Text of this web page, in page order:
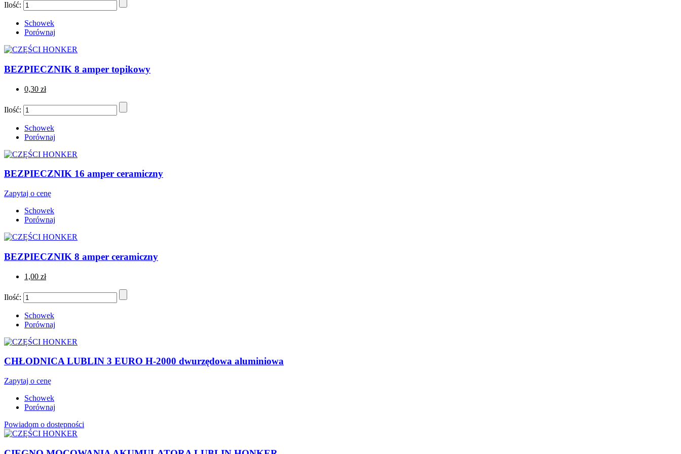
Ilość:
Schowek
Porównaj
BEZPIECZNIK 8 amper topikowy
0,30 zł
Ilość:
Schowek
Porównaj
BEZPIECZNIK 16 amper ceramiczny
Zapytaj o cenę
Schowek
Porównaj
BEZPIECZNIK 8 amper ceramiczny
1,00 zł
Ilość:
Schowek
Porównaj
CHŁODNICA LUBLIN 3 EURO H-2000 dwurzędowa aluminiowa
Zapytaj o cenę
Schowek
Porównaj
Powiadom o dostępności